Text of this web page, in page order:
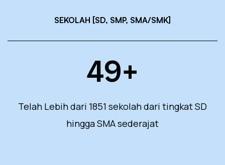
SEKOLAH [SD, SMP, SMA/SMK]
49+
Telah Lebih dari 1851 sekolah dari tingkat SD
hingga SMA sederajat